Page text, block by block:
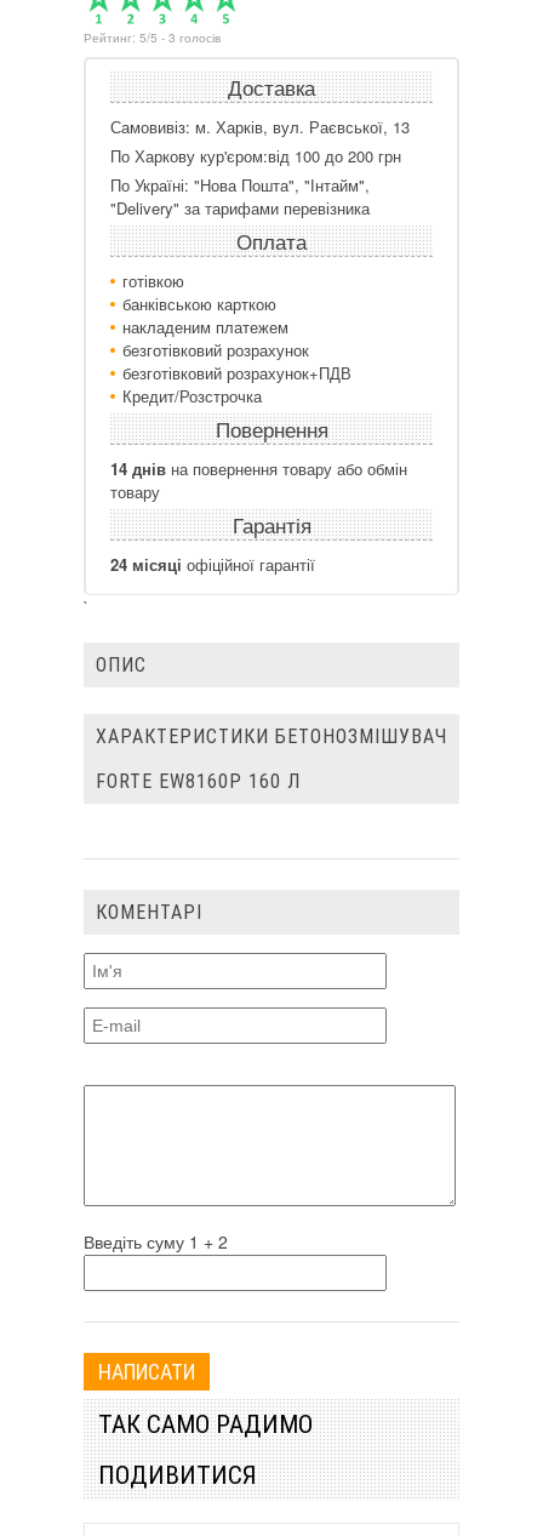
Рейтинг: 5/5 - 3 голосів
Доставка
Самовивіз: м. Харків, вул. Раєвської, 13
По Харкову кур'єром:від 100 до 200 грн
По Україні: "Нова Пошта", "Інтайм",
"Delivery" за тарифами перевізника
Оплата
готівкою
банківською карткою
накладеним платежем
безготівковий розрахунок
безготівковий розрахунок+ПДВ
Кредит/Розстрочка
Повернення
14 днів на повернення товару або обмін
товару
Гарантія
24 місяці офіційної гарантії
`
ОПИС
ХАРАКТЕРИСТИКИ БЕТОНОЗМІШУВАЧ
FORTE EW8160P 160 Л
КОМЕНТАРІ
Введіть суму 1 + 2
ТАК САМО РАДИМО
ПОДИВИТИСЯ